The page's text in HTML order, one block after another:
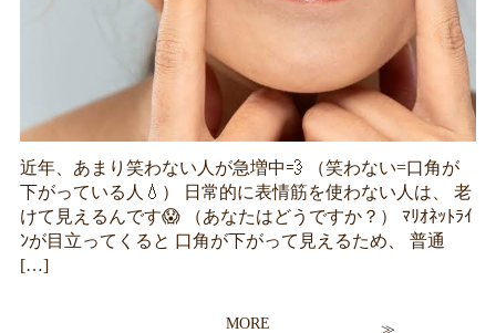
近年、あまり笑わない人が急増中💨 （笑わない=口角が
下がっている人💧） 日常的に表情筋を使わない人は、 老
けて見えるんです😱 （あなたはどうですか？） ﾏﾘｵﾈｯﾄﾗｲ
ﾝが目立ってくると 口角が下がって見えるため、 普通
[…]
MORE